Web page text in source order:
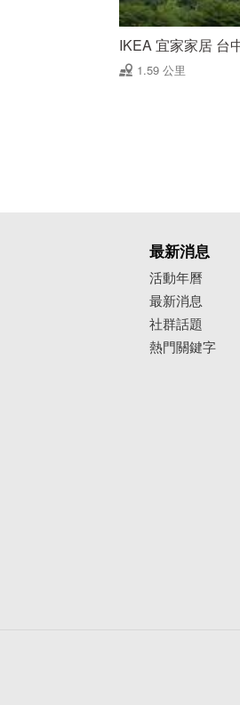
IKEA 宜家家居 台
1.59 公里
最新消息
活動年曆
最新消息
社群話題
熱門關鍵字